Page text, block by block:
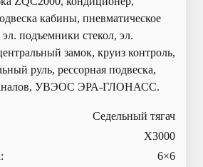
кабины, пневматическое
подъемники стекол, эл.
замок, круиз контроль,
руль, рессорная подвеска,
УВЭОС ЭРА-ГЛОНАСС.
Седельный тягач
X3000
6×6